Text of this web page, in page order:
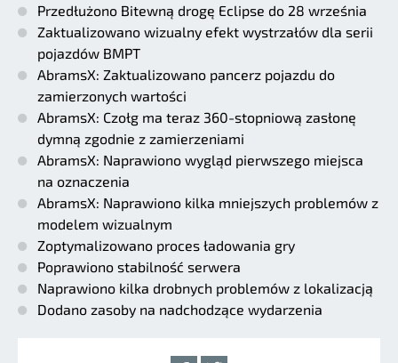
Przedłużono Bitewną drogę Eclipse do 28 września
Zaktualizowano wizualny efekt wystrzałów dla serii
pojazdów BMPT
AbramsX: Zaktualizowano pancerz pojazdu do
zamierzonych wartości
AbramsX: Czołg ma teraz 360-stopniową zasłonę
dymną zgodnie z zamierzeniami
AbramsX: Naprawiono wygląd pierwszego miejsca
na oznaczenia
AbramsX: Naprawiono kilka mniejszych problemów z
modelem wizualnym
Zoptymalizowano proces ładowania gry
Poprawiono stabilność serwera
Naprawiono kilka drobnych problemów z lokalizacją
Dodano zasoby na nadchodzące wydarzenia